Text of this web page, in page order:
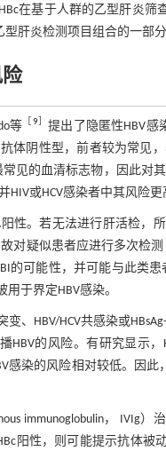
在基于人群的乙型肝炎筛
肝炎检测项目组合的一部
等 ［9］提出了隐匿性HBV感
体阴性型，前者较为常见
常见的血清标志物，因此对
HIV或HCV感染者中其风险更
性。若无法进行肝活检，
对疑似患者应进行多次检测
的可能性，并可能与此类
于界定HBV感染。
、HBV/HCV共感染或
的风险。有研究显示
感染的风险相对较低。因
immunoglobulin， IVIg
阳性，则可能提示抗体被